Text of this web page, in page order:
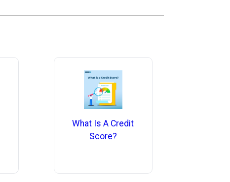
What Is A Credit
Score?